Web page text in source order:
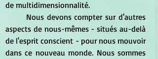
de multidimensionnalité.
aspects de nous-mêmes - situés au-delà
de l'esprit conscient - pour nous mouvoir
dans ce nouveau monde. Nous sommes